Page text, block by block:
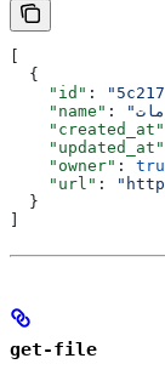
  {
    "id"
:
    "name"
:
    "created_at"
    "updated_at"
    "owner"
:
    "url"
:
  }
get-file